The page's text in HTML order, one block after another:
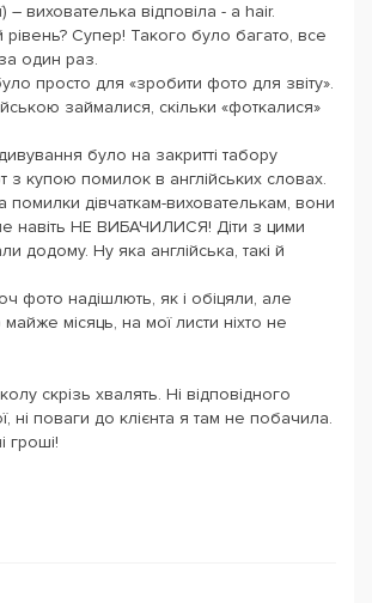
– вихователька відповіла - а hair.
рівень? Супер! Такого було багато, все
один раз.
просто для «зробити фото для звіту».
займалися, скільки «фоткалися»
було на закритті табору
з купою помилок в англійських словах.
помилки дівчаткам-вихователькам, вони
навіть НЕ ВИБАЧИЛИСЯ! Діти з цими
додому. Ну яка англійська, такі й
фото надішлють, як і обіцяли, але
місяць, на мої листи ніхто не
скрізь хвалять. Ні відповідного
ні поваги до клієнта я там не побачила.
гроші!